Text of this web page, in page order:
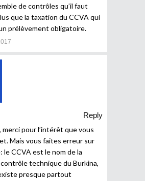
de contrôles qu’il faut
que la taxation du CCVA qui
prélèvement obligatoire.
Reply
merci pour l’intérêt que vous
Mais vous faites erreur sur
le CCVA est le nom de la
technique du Burkina,
presque partout